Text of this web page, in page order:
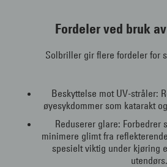
Fordeler ved bruk
Solbriller gir flere fordeler for
Beskyttelse mot UV-stråler:
øyesykdommer som katarakt
Reduserer glare: Forbedrer
minimere glimt fra
spesielt viktig under kjøring
utendørs.